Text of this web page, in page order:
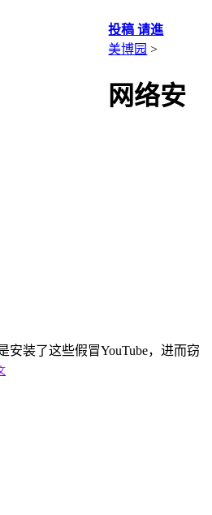
投稿 请進
美博园 >
网络安
安装了这些假冒YouTube，进而窃